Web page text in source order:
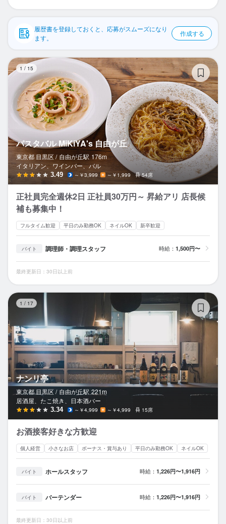
履歴書を登録しておくと、応募がスムーズになり
ます。
作成する
1 / 15
パスタバル MiKiYA's 自由が丘
東京都 目黒区 / 自由が丘駅 176m
イタリアン、ワインバー、バル
3.49 ～￥3,999 ～￥1,999 54席
正社員完全週休2日 正社員30万円～ 昇給アリ 店長候
補も募集中！
フルタイム歓迎 平日のみ勤務OK ネイルOK 新卒歓迎
バイト 調理師・調理スタッフ 時給： 1,500円〜
最終更新日：30日以上前
1 / 17
ナンリ亭
東京都 目黒区 / 自由が丘駅 221m
居酒屋、たこ焼き、日本酒バー
3.34 ～￥4,999 ～￥4,999 15席
お酒接客好きな方歓迎
個人経営 小さなお店 ボーナス・賞与あり 平日のみ勤務OK ネイルOK
バイト ホールスタッフ 時給： 1,226円〜1,916円
バイト バーテンダー 時給： 1,226円〜1,916円
最終更新日：30日以上前